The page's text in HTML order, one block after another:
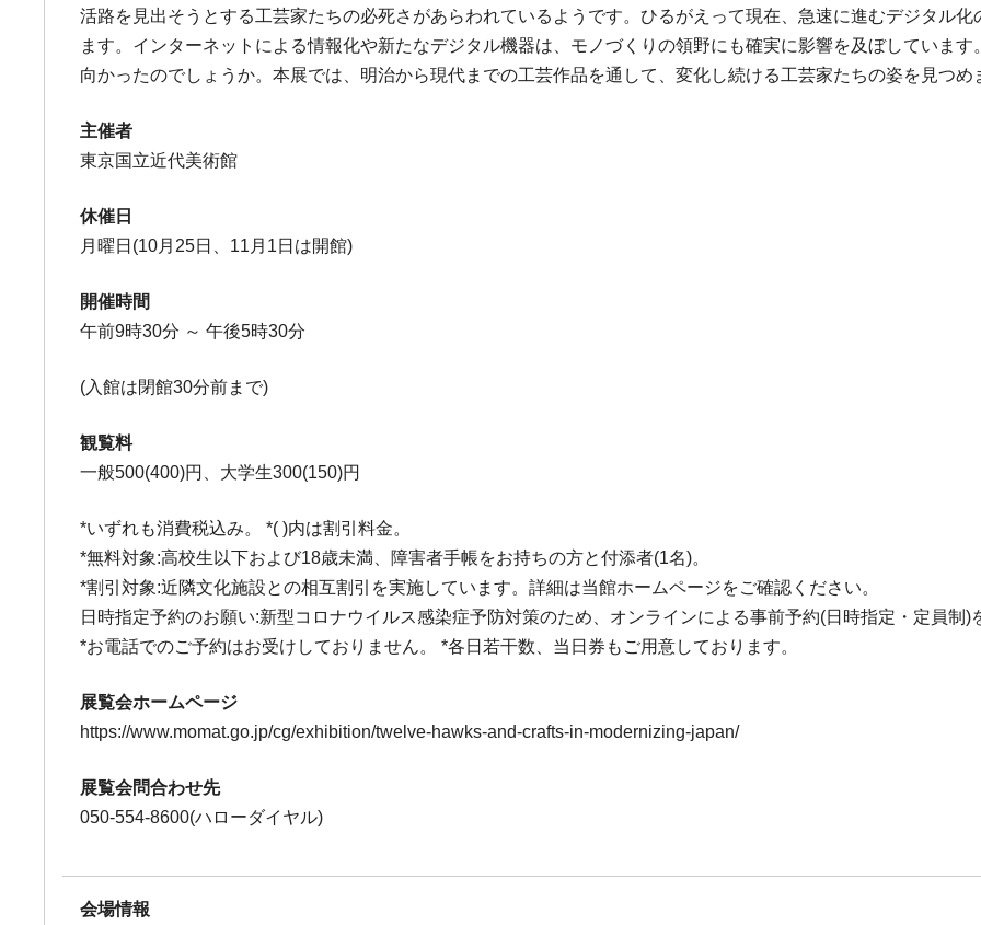
活路を見出そうとする工芸家たちの必死さがあらわれているようです。ひるがえって現在、急速に進むデジタル
ます。インターネットによる情報化や新たなデジタル機器は、モノづくりの領野にも確実に影響を及ぼしていま
向かったのでしょうか。本展では、明治から現代までの工芸作品を通して、変化し続ける工芸家たちの姿を見つめ
主催者
東京国立近代美術館
休催日
月曜日(10月25日、11月1日は開館)
開催時間
午前9時30分 ～ 午後5時30分
(入館は閉館30分前まで)
観覧料
一般500(400)円、大学生300(150)円
*いずれも消費税込み。 *( )内は割引料金。
*無料対象:高校生以下および18歳未満、障害者手帳をお持ちの方と付添者(1名)。
*割引対象:近隣文化施設との相互割引を実施しています。詳細は当館ホームページをご確認ください。
日時指定予約のお願い:新型コロナウイルス感染症予防対策のため、オンラインによる事前予約(日時指定・定員制)
*お電話でのご予約はお受けしておりません。 *各日若干数、当日券もご用意しております。
展覧会ホームページ
https://www.momat.go.jp/cg/exhibition/twelve-hawks-and-crafts-in-modernizing-japan/
展覧会問合わせ先
050-554-8600(ハローダイヤル)
会場情報